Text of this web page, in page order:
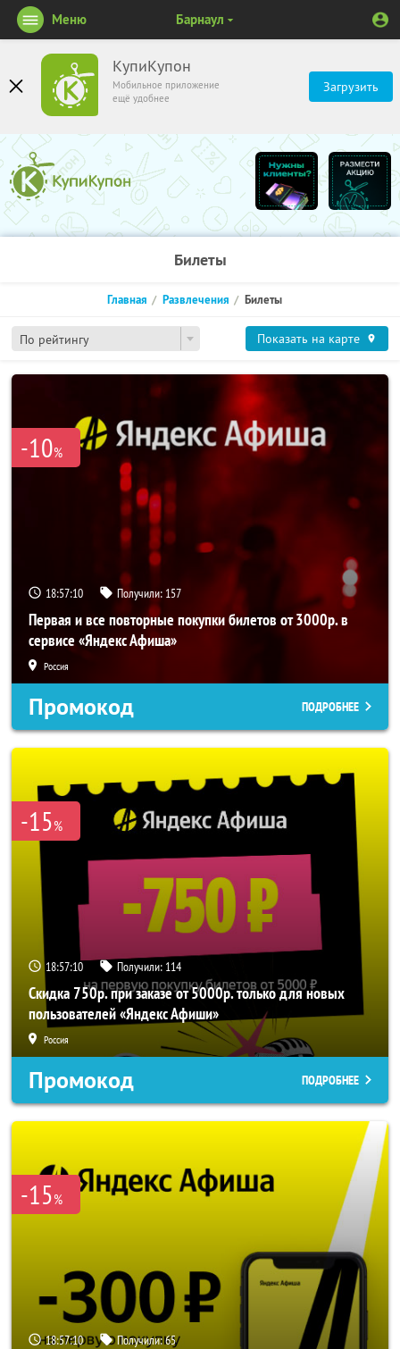
КупиКупон
Мобильное приложение
ещё удобнее
Загрузить
Меню Барнаул
Билеты
По рейтингу
Главная Развлечения Билеты
Показать на карте
-10%
18:57:10 Получили: 157
Первая и все повторные покупки билетов от 3000р. в
сервисе «Яндекс Афиша»
Россия
Промокод ПОДРОБНЕЕ
-15%
18:57:10 Получили: 114
Скидка 750р. при заказе от 5000р. только для новых
пользователей «Яндекс Афиши»
Россия
Промокод ПОДРОБНЕЕ
-15%
18:57:10 Получили:65